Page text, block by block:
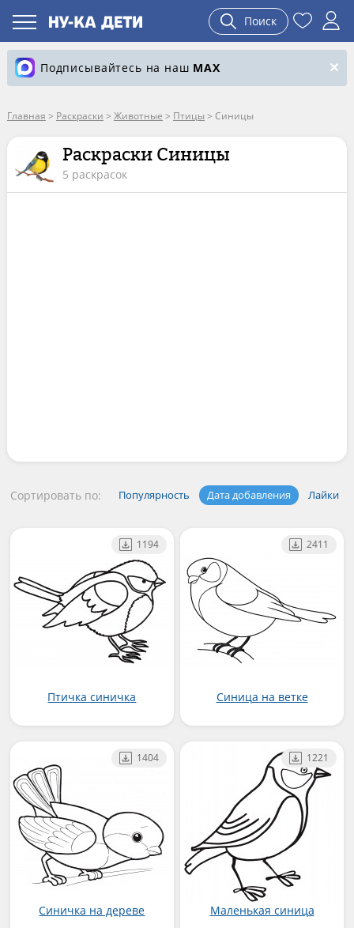
Поиск
Подписывайтесь на наш MAX
Главная > Раскраски > Животные > Птицы > Синицы
Раскраски Синицы
5 раскрасок
Сортировать по: Популярность Дата добавления Лайки
Птичка синичка
1194
Синица на ветке
2411
Синичка на дереве
1404
Маленькая синица
1221